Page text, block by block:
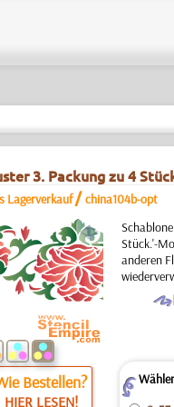
3. Packung zu 4
Lagerverkauf /china104b-opt
a
Bestellen?
HIER LESEN!
Stück.'-
anderen
O
Z